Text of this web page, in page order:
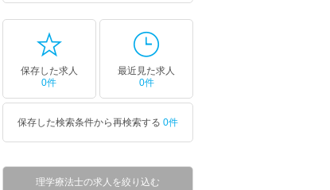
セラピスト
世の中の需要の高まりととも
保存した求人
0件
最近見た求人
0件
保存した検索条件から再検索する 0件
理学療法士の求人を絞り込む